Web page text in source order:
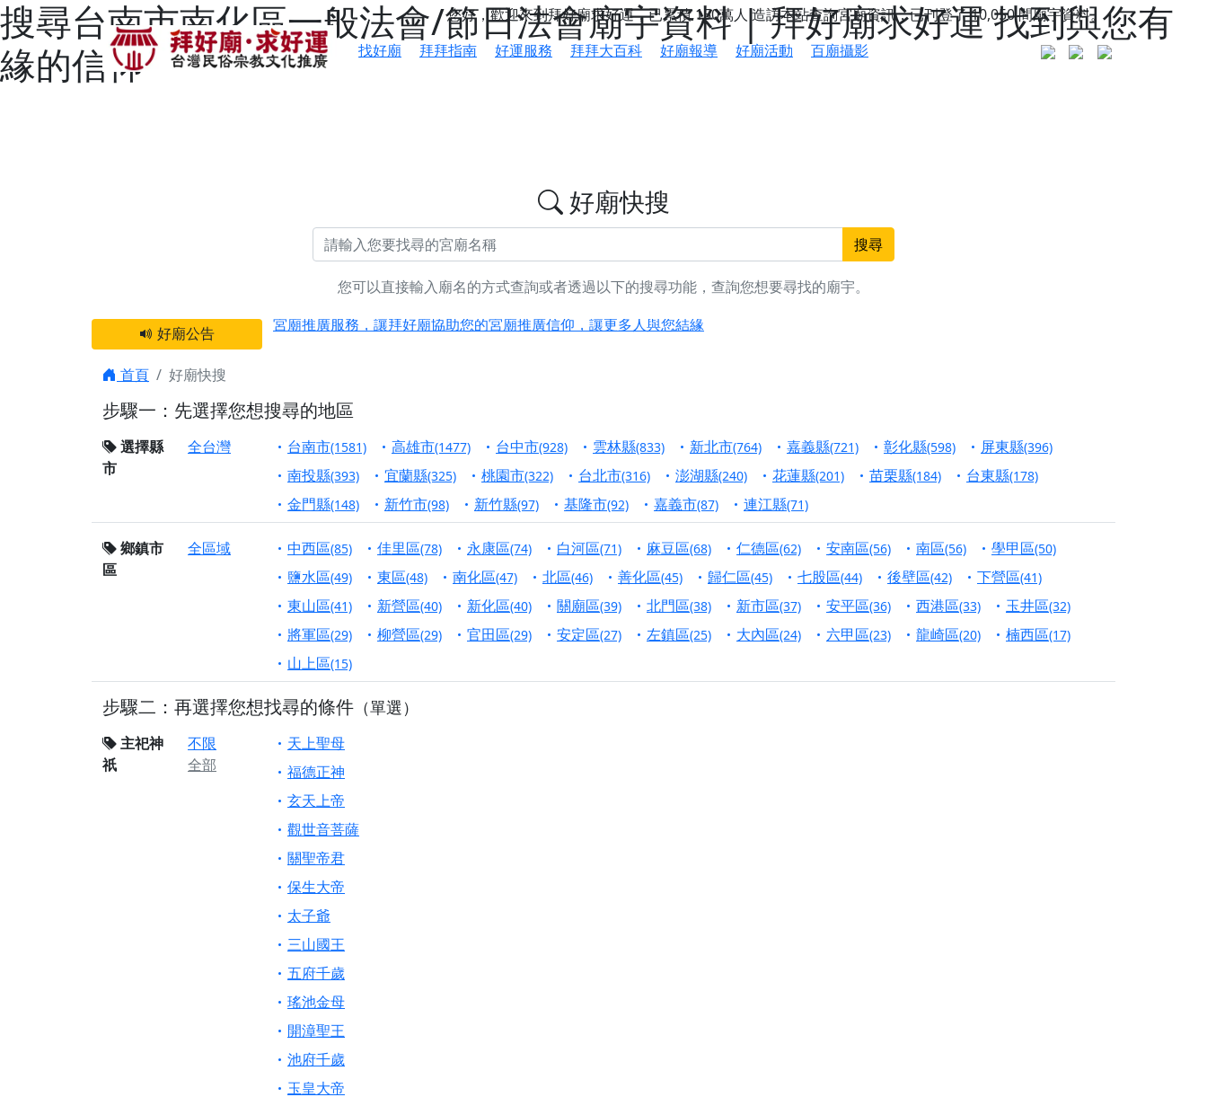
搜尋台南市南化區一般法會/節日法會廟宇資料 | 拜好廟求好運 找到與您有
緣的信仰
您好，歡迎來到拜好廟求好運，已累積150萬人造訪本站查詢宮廟資訊，已刊登了10,050間廟宇資料。
找好廟
拜拜指南 好運服務 拜拜大百科 好廟報導 好廟活動 百廟攝影
好廟快搜
搜尋
您可以直接輸入廟名的方式查詢或者透過以下的搜尋功能，查詢您想要尋找的廟宇。
好廟公告
感謝 【新竹縣新豐鄉 池和宮】 贊助支持我們推廣台灣民俗宗教文化
宮廟推廣服務，讓拜好廟協助您的宮廟推廣信仰，讓更多人與您結緣
【屏東縣獅子鄉 楓港清華山聖天宮】驪山母娘聖誕暨中元普渡大法會，誠邀十方善信大德，一同回到母娘慈悲座前，祈福納祥、慎
終追遠、廣植福田
【桃園市 桃園蓮華寺】盂蘭盆中元報恩法會，這場法會不只是超薦與普渡，更是一份對祖先的感恩、對親人的思念，也是為家人祈
願平安順遂的慈悲心意。
【桃園龜山 慈恩宮】丙午年梁皇寶懺法會，一念虔誠禮寶懺，一分懺悔植福田，誠邀十方善信大德共同參與。
【新北貢寮 南極玉明殿】中元普渡大法會，誠摯歡迎十方善信大德隨喜贊普，為祖先親眷祈求安息，也為自身與家人累積福德、種
下善緣。
【桃園慈善宮(天公廟)】中元普渡交給專業的來，省時省力又積福！「玉皇大帝 大天尊」 親自坐鎮主法！幫你累積的功德福報自然
是「超級加倍」！
【台北北投 福慶宮】慶讚中元普渡法會，誠摯邀請十方善信大德，一同回到北投土地公埔，祈願闔家平安、地方祥和、福運綿長。
【桃園龜山 慈恩宮】瑤池金母聖誕祝壽盛典，邀請十方善信大德蒞臨參香祝壽，同沐母娘慈光，共祈平安吉祥
【桃園龜山 慈恩宮】丙午年慶讚中元普渡法會，正是讓我們用善念與功德，迴向冥陽兩利、闔家平安的殊勝因緣。
【新北八里 紫德宮】丙午年中元普渡讚普超薦法會，普施眾生・慎終追遠・廣植福田
【台北北投金虎爺會】父親節陪爸爸一起闖關趣，邀請大小朋友一起留下珍貴的家庭回憶
【新北八里 紫德宮】父親節奉茶感恩活動，一杯茶，一份心意；一句感謝，一生難忘。
【桃園新屋 深圳玄天宮】農曆七月擴大犒軍科儀，吉祥月不只有普渡祈福，也有一份感謝守護的虔誠心意
【桃園新屋 深圳玄天宮】七娘媽聖誕祝壽慶典，誠摯邀請十方善信大德攜家帶眷前來參香，共同向七娘媽祝壽祈福
歡迎友廟長官、小編加入我們LINE官方帳號，讓我們協助您的廟宇推廣。
歡迎信眾分享您前往廟宇的參拜體驗，推廣您的信仰
首頁 好廟快搜
步驟一：先選擇您想搜尋的地區
選擇縣
市
全台灣 台南市(1581) 高雄市(1477) 台中市(928) 雲林縣(833) 新北市(764) 嘉義縣(721) 彰化縣(598) 屏東縣(396)
南投縣(393) 宜蘭縣(325) 桃園市(322) 台北市(316) 澎湖縣(240) 花蓮縣(201) 苗栗縣(184) 台東縣(178)
金門縣(148) 新竹市(98) 新竹縣(97) 基隆市(92) 嘉義市(87) 連江縣(71)
鄉鎮市
區
全區域 中西區(85) 佳里區(78) 永康區(74) 白河區(71) 麻豆區(68) 仁德區(62) 安南區(56) 南區(56) 學甲區(50)
鹽水區(49) 東區(48) 南化區(47) 北區(46) 善化區(45) 歸仁區(45) 七股區(44) 後壁區(42) 下營區(41)
東山區(41) 新營區(40) 新化區(40) 關廟區(39) 北門區(38) 新市區(37) 安平區(36) 西港區(33) 玉井區(32)
將軍區(29) 柳營區(29) 官田區(29) 安定區(27) 左鎮區(25) 大內區(24) 六甲區(23) 龍崎區(20) 楠西區(17)
山上區(15)
步驟二：再選擇您想找尋的條件 （單選）
主祀神
祇
不限
全部
天上聖母
福德正神
玄天上帝
觀世音菩薩
關聖帝君
保生大帝
太子爺
三山國王
五府千歲
瑤池金母
開漳聖王
池府千歲
玉皇大帝